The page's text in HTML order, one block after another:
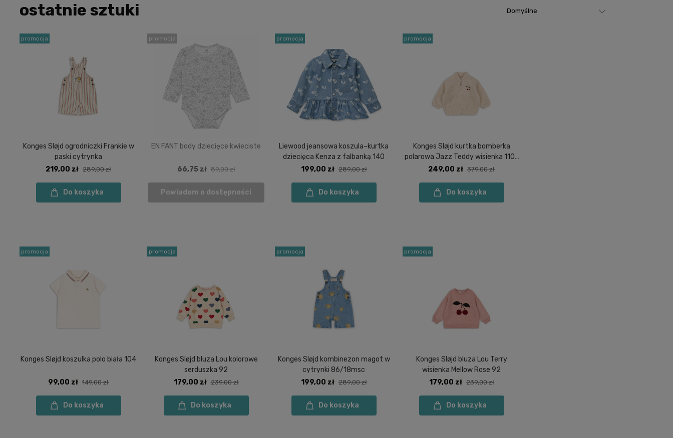
ostatnie sztuki
Konges Sløjd ogrodniczki Frankie w
paski cytrynka
219,00 zł 289,00 zł
Do koszyka
promocja
EN FANT body dziecięce kwieciste
66,75 zł 89,00 zł
Powiadom o dostępności
promocja
Liewood jeansowa koszula–kurtka
dziecięca Kenza z falbanką 140
199,00 zł 289,00 zł
Do koszyka
promocja
Konges Sløjd kurtka bomberka
polarowa Jazz Teddy wisienka 110-
116
249,00 zł 379,00 zł
Do koszyka
promocja
Konges Sløjd koszulka polo biała 104
99,00 zł 149,00 zł
Do koszyka
promocja
Konges Sløjd bluza Lou kolorowe
serduszka 92
179,00 zł 239,00 zł
Do koszyka
promocja
Konges Sløjd kombinezon magot w
cytrynki 86/18msc
199,00 zł 289,00 zł
Do koszyka
promocja
Konges Sløjd bluza Lou Terry
wisienka Mellow Rose 92
179,00 zł 239,00 zł
Do koszyka
promocja